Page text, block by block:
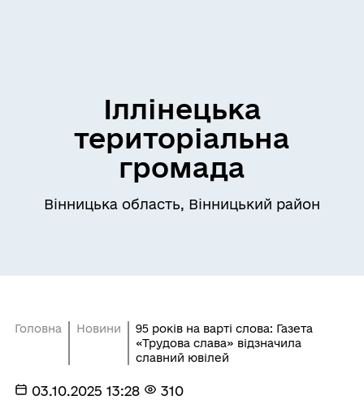
Іллінецька
територіальна
громада
Вінницька область, Вінницький район
Головна Новини
95 років на варті слова: Газета
«Трудова слава» відзначила
славний ювілей
03.10.2025 13:28 310